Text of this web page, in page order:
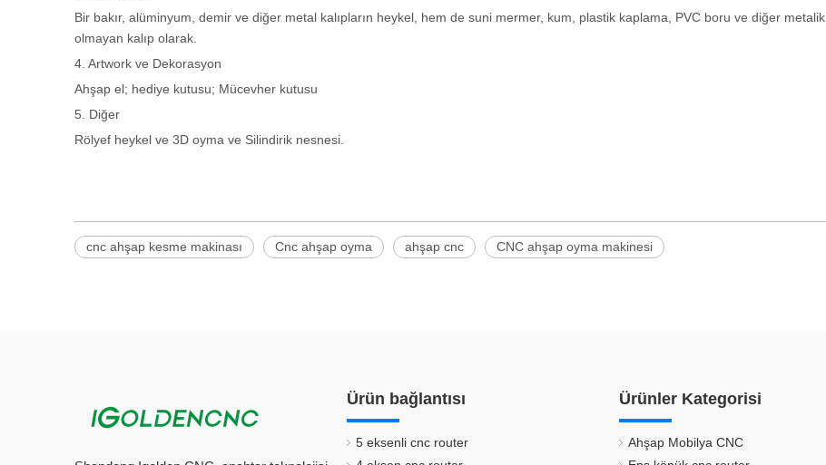
Bir bakır, alüminyum, demir ve diğer metal kalıpların heykel, hem de suni mermer, kum, plastik kaplama, PVC boru ve diğer metalik
olmayan kalıp olarak.
4. Artwork ve Dekorasyon
Ahşap el; hediye kutusu; Mücevher kutusu
5. Diğer
Rölyef heykel ve 3D oyma ve Silindirik nesnesi.
cnc ahşap kesme makinası Cnc ahşap oyma ahşap cnc CNC ahşap oyma makinesi
Ürün bağlantısı
5 eksenli cnc router
Ürünler Kategorisi
Ahşap Mobilya CNC